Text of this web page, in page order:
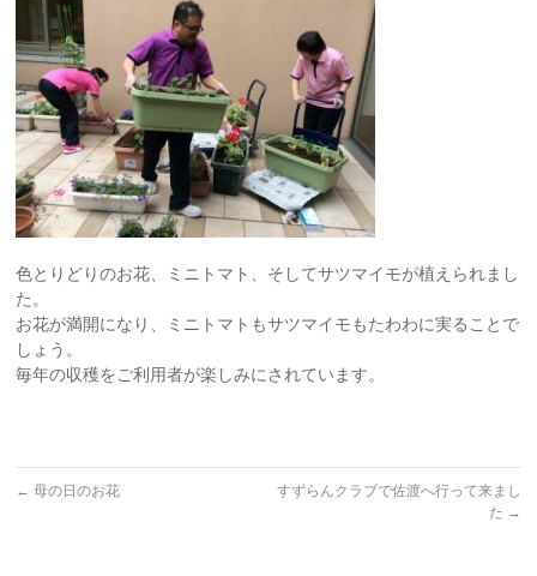
色とりどりのお花、ミニトマト、そしてサツマイモが植えられまし
た。
お花が満開になり、ミニトマトもサツマイモもたわわに実ることで
しょう。
毎年の収穫をご利用者が楽しみにされています。
← 母の日のお花
すずらんクラブで佐渡へ行って来まし
た →